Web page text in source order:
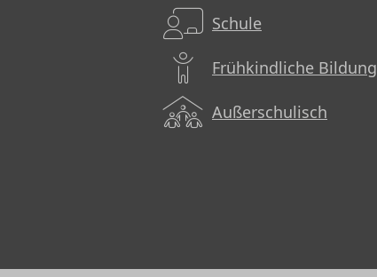
Schule
Frühkindliche Bildung
Außerschulisch